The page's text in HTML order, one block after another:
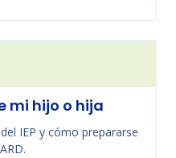
mi hijo o hija
IEP y cómo prepararse